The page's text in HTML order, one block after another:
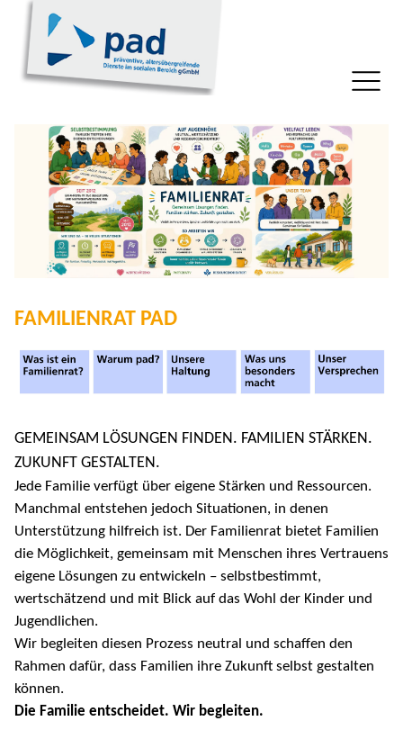
FAMILIENRAT PAD
GEMEINSAM LÖSUNGEN FINDEN. FAMILIEN STÄRKEN.
ZUKUNFT GESTALTEN.
Jede Familie verfügt über eigene Stärken und Ressourcen.
Manchmal entstehen jedoch Situationen, in denen
Unterstützung hilfreich ist. Der Familienrat bietet Familien
die Möglichkeit, gemeinsam mit Menschen ihres Vertrauens
eigene Lösungen zu entwickeln – selbstbestimmt,
wertschätzend und mit Blick auf das Wohl der Kinder und
Jugendlichen.
Wir begleiten diesen Prozess neutral und schaffen den
Rahmen dafür, dass Familien ihre Zukunft selbst gestalten
können.
Die Familie entscheidet. Wir begleiten.